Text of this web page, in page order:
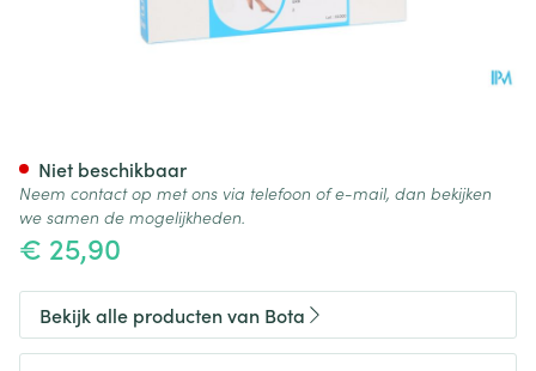
€ 25,90
Niet beschikbaar
Neem contact op met ons via telefoon of e-mail, dan bekijken
we samen de mogelijkheden.
Bekijk alle producten van Bota